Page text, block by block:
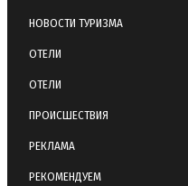
НОВОСТИ ТУРИЗМА
ОТЕЛИ
ОТЕЛИ
ПРОИСШЕСТВИЯ
РЕКЛАМА
РЕКОМЕНДУЕМ